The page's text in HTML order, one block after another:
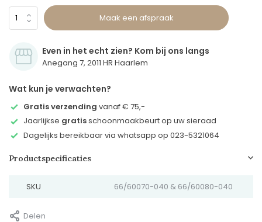
Maak een afspraak
Even in het echt zien? Kom bij ons langs
Anegang 7, 2011 HR Haarlem
Wat kun je verwachten?
Gratis verzending vanaf € 75,-
Jaarlijkse gratisschoonmaakbeurt op uw sieraad
Dagelijks bereikbaar via whatsapp op 023-5321064
Productspecificaties
SKU 66/60070-040 & 66/60080-040
Delen